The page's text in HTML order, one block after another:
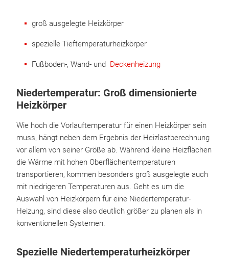
groß ausgelegte Heizkörper
spezielle Tieftemperaturheizkörper
Fußboden-, Wand- und Deckenheizung
Niedertemperatur: Groß dimensionierte
Heizkörper
Wie hoch die Vorlauftemperatur für einen Heizkörper sein
muss, hängt neben dem Ergebnis der Heizlastberechnung
vor allem von seiner Größe ab. Während kleine Heizflächen
die Wärme mit hohen Oberflächentemperaturen
transportieren, kommen besonders groß ausgelegte auch
mit niedrigeren Temperaturen aus. Geht es um die
Auswahl von Heizkörpern für eine Niedertemperatur-
Heizung, sind diese also deutlich größer zu planen als in
konventionellen Systemen.
Spezielle Niedertemperaturheizkörper